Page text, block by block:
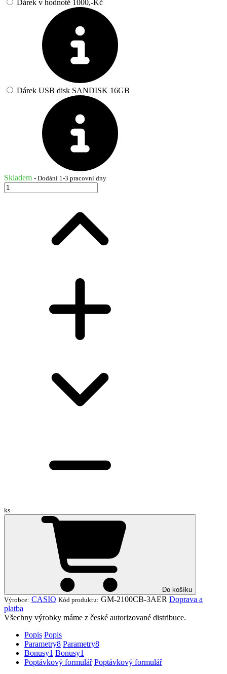
Dárek v hodnotě 1000,-Kč
Dárek USB disk SANDISK 16GB
Skladem - Dodání 1-3 pracovní dny
ks
Do košíku
Výrobce: CASIO Kód produktu: GM-2100CB-3AER Doprava a
platba
Všechny výrobky máme z české autorizované distribuce.
Popis Popis
Parametry8 Parametry8
Bonusy1 Bonusy1
Poptávkový formulář Poptávkový formulář